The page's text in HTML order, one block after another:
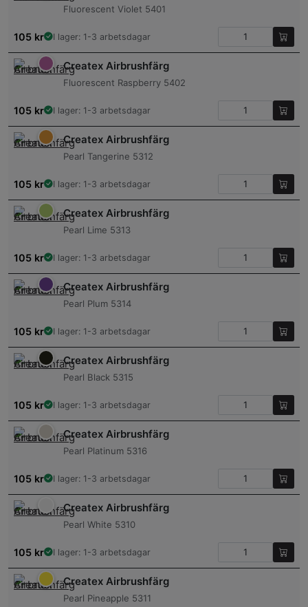
Fluorescent Violet 5401
105 kr I lager: 1-3 arbetsdagar
Createx Airbrushfärg
Fluorescent Raspberry 5402
105 kr I lager: 1-3 arbetsdagar
Createx Airbrushfärg
Pearl Tangerine 5312
105 kr I lager: 1-3 arbetsdagar
Createx Airbrushfärg
Pearl Lime 5313
105 kr I lager: 1-3 arbetsdagar
Createx Airbrushfärg
Pearl Plum 5314
105 kr I lager: 1-3 arbetsdagar
Createx Airbrushfärg
Pearl Black 5315
105 kr I lager: 1-3 arbetsdagar
Createx Airbrushfärg
Pearl Platinum 5316
105 kr I lager: 1-3 arbetsdagar
Createx Airbrushfärg
Pearl White 5310
105 kr I lager: 1-3 arbetsdagar
Createx Airbrushfärg
Pearl Pineapple 5311